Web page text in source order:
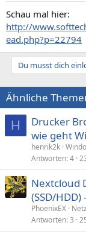
Schau mal hier:
http://
ead.php?p=22794
Du musst dich
Ähnliche
H
Drucker
wie geht
henrik2k
Antworten 4
Nextcloud
(SSD/
PhoenixEX
Antworten 3